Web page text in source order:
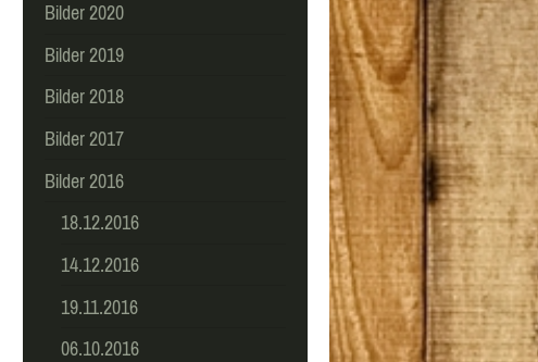
Bilder 2020
Bilder 2019
Bilder 2018
Bilder 2017
Bilder 2016
18.12.2016
14.12.2016
19.11.2016
06.10.2016